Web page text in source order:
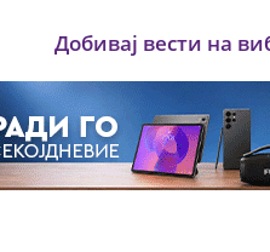
Добивај вести на